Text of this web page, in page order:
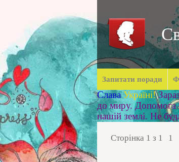
Запитати поради
Слава Україні!
до миру. Допомога
нашій землі. Не
Сторінка 1 з 1 1